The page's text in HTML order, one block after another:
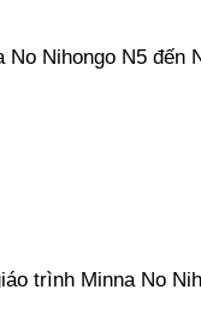
Nihongo N5 đến
trình Minna No